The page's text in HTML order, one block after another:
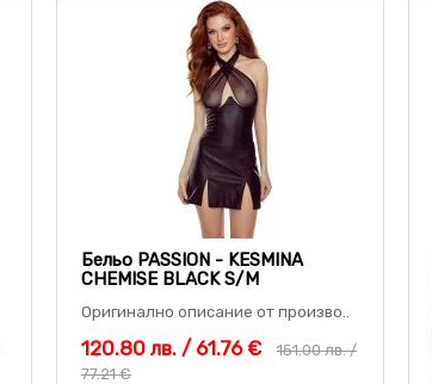
Бельо PASSION - KESMINA
CHEMISE BLACK S/M
Оригинално описание от произво..
120.80 лв. / 61.76 €
151.00 лв. /
77.21 €